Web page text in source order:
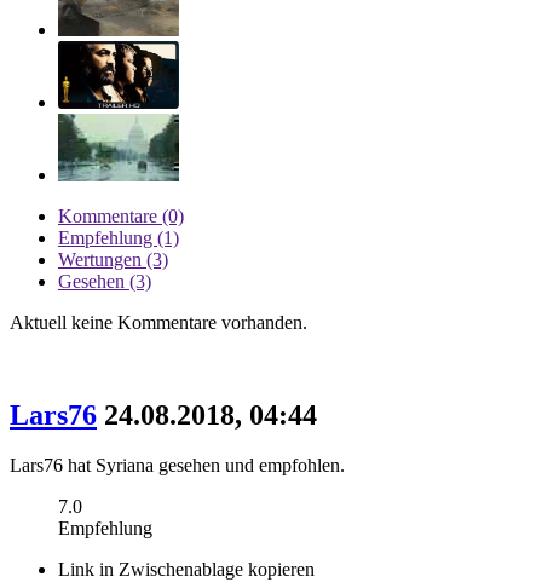
Kommentare (0)
Empfehlung (1)
Wertungen (3)
Gesehen (3)
Aktuell keine Kommentare vorhanden.
Lars76 24.08.2018, 04:44
Lars76 hat Syriana gesehen und empfohlen.
7.0
Empfehlung
Link in Zwischenablage kopieren